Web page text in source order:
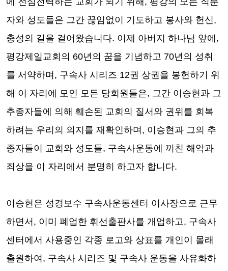
자와 성도들은 그간 끊임없이 기도하고 봉사와 헌신,
충성의 길을 걸어왔습니다. 이제 아버지 하나님 앞에 ,
평강제일교회의 60년의 꿈을 기념하고 70년의 성취
를 서약하며 , 구속사 시리즈 12권 상권을 봉헌하기 위
해 이 자리에 모인 모든 당회원들은, 그간 이승현과 그
추종자들에 의해 훼손된 교회의 질서와 권위를 회복
하려는 우리의 의지를 재확인하며 , 이승현과 그의 추
종자들이 교회와 성도들, 구속사운동에 끼친 해악과
죄상을 이 자리에서 분명히 하고자 합니다.
이승현은 성경보수 구속사운동센터 이사장으로 근무
하면서 , 이미 폐업한 휘선출판사를 개업하고, 구속사
센터에서 사용중인 각종 로고와 상표를 개인이 몰래
출원하여 , 구속사 시리즈 및 구속사 운동을 사유화하